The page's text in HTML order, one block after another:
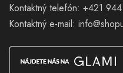
Kontaktný telefón: +421
Kontaktný e-mail: